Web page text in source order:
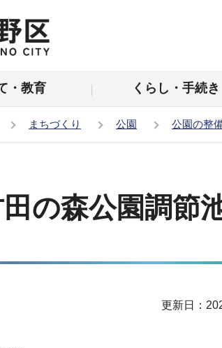
・教育 くらし・手続き
まちづくり 公園 公園の整
の森公園調節
更新日：